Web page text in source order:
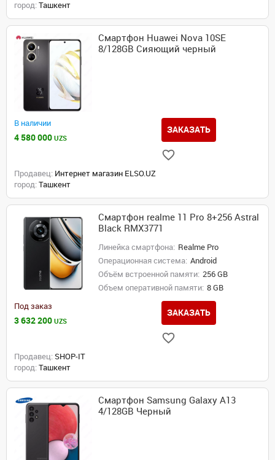
город: Ташкент
Смартфон Huawei Nova 10SE
8/128GB Сияющий черный
В наличии
4 580 000 UZS
ЗАКАЗАТЬ
Продавец: Интернет магазин ELSO.UZ
город: Ташкент
Смартфон realme 11 Pro 8+256 Astral
Black RMX3771
Линейка смартфона: Realme Pro
Операционная система: Android
Объём встроенной памяти: 256 GB
Объем оперативной памяти: 8 GB
Под заказ
3 632 200 UZS
ЗАКАЗАТЬ
Продавец: SHOP-IT
город: Ташкент
Смартфон Samsung Galaxy A13
4/128GB Черный